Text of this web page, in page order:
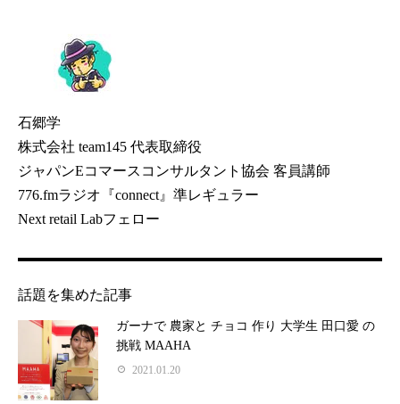
石郷学
株式会社 team145 代表取締役
ジャパンEコマースコンサルタント協会 客員講師
776.fmラジオ『connect』準レギュラー
Next retail Labフェロー
話題を集めた記事
ガーナで 農家と チョコ 作り 大学生 田口愛 の
挑戦 MAAHA
2021.01.20